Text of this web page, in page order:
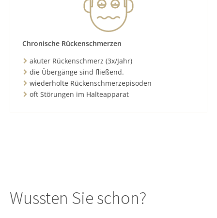
Chronische Rückenschmerzen
akuter Rückenschmerz (3x/Jahr)
die Übergänge sind fließend.
wiederholte Rückenschmerzepisoden
oft Störungen im Halteapparat
Wussten Sie schon?